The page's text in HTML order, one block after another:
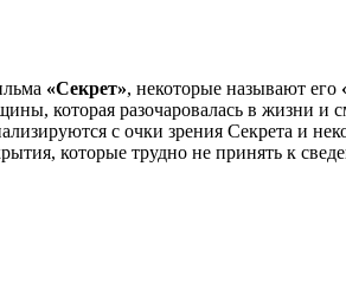
«Секрет», некоторые называют его
которая разочаровалась в жизни и
с очки зрения Секрета и
которые трудно не принять к